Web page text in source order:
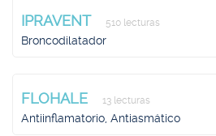
IPRAVENT 510 lecturas
Broncodilatador
FLOHALE 13 lecturas
Antiinflamatorio, Antiasmático